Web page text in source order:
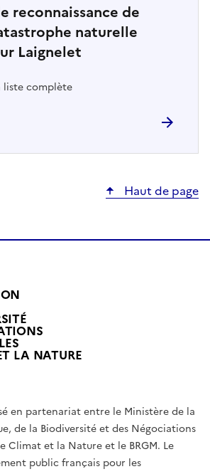
reconnaissance de
naturelle
Laignelet
liste complète
Haut de page
LA NATUREL
T
É
,
É
G
en partenariat entre le Ministère de la
de la Biodiversité et des Négociations
Climat et la Nature et le BRGM. Le
public français pour les